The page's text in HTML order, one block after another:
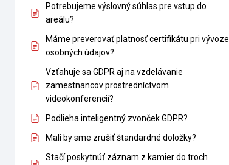
Potrebujeme výslovný súhlas pre vstup do
areálu?
Máme preverovať platnosť certifikátu pri vývoze
osobných údajov?
Vzťahuje sa GDPR aj na vzdelávanie
zamestnancov prostredníctvom
videokonferencií?
Podlieha inteligentný zvonček GDPR?
Mali by sme zrušiť štandardné doložky?
Stačí poskytnúť záznam z kamier do troch